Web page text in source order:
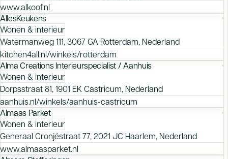
www.alkoof.nl
AllesKeukens
Wonen & interieur
Watermanweg 111, 3067 GA Rotterdam, Nederland
kitchen4all.nl/winkels/rotterdam
Alma Creations Interieurspecialist / Aanhuis
Wonen & interieur
Dorpsstraat 81, 1901 EK Castricum, Nederland
aanhuis.nl/winkels/aanhuis-castricum
Almaas Parket
Wonen & interieur
Generaal Cronjéstraat 77, 2021 JC Haarlem, Nederland
www.almaasparket.nl